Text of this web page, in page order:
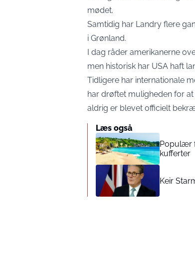
mødet.
Samtidig har Landry flere
i Grønland.
I dag råder amerikanerne
men historisk har USA haft
Tidligere har internationale
har drøftet muligheden for
aldrig er blevet officielt
Læs også
Populær
kufferter
Keir